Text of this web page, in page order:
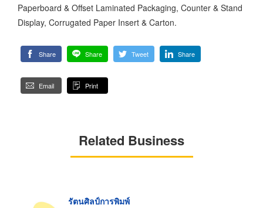
Paperboard & Offset Laminated Packaging, Counter & Stand
Display, Corrugated Paper Insert & Carton.
Share Share Tweet Share
Email Print
Related Business
รัตนศิลป์การพิมพ์